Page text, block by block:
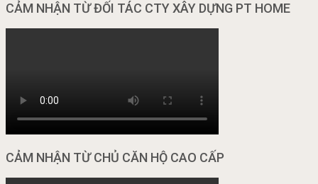
CẢM NHẬN TỪ ĐỐI TÁC CTY XÂY DỰNG PT HOME
CẢM NHẬN TỪ CHỦ CĂN HỘ CAO CẤP